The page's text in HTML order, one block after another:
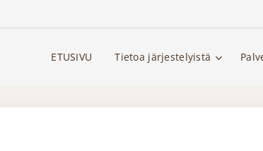
ETUSIVU Tietoa järjestelyistä